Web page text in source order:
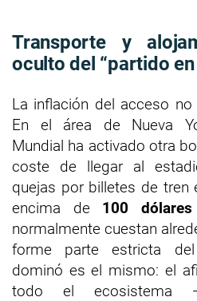
Transporte y
oculto del “partido en
La inflación del acceso
En el área de Nueva
Mundial ha activado otra
coste de llegar al
quejas por billetes de
encima de 100 dólares
normalmente cuestan
forme parte estricta
dominó es el mismo: el
todo el ecosistema